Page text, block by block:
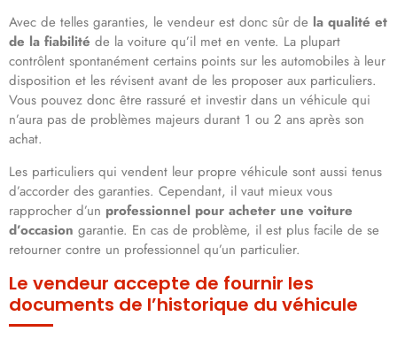
Avec de telles garanties, le vendeur est donc sûr de la qualité et
de la fiabilité de la voiture qu’il met en vente. La plupart
contrôlent spontanément certains points sur les automobiles à leur
disposition et les révisent avant de les proposer aux particuliers.
Vous pouvez donc être rassuré et investir dans un véhicule qui
n’aura pas de problèmes majeurs durant 1 ou 2 ans après son
achat.
Les particuliers qui vendent leur propre véhicule sont aussi tenus
d’accorder des garanties. Cependant, il vaut mieux vous
rapprocher d’un professionnel pour acheter une voiture
d’occasion garantie. En cas de problème, il est plus facile de se
retourner contre un professionnel qu’un particulier.
Le vendeur accepte de fournir les
documents de l’historique du véhicule